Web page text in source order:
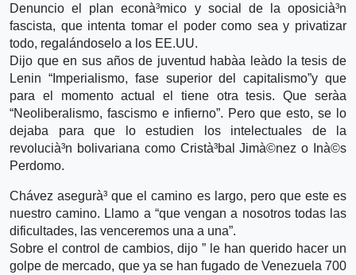
Denuncio el plan econà³mico y social de la oposicià³n
fascista, que intenta tomar el poder como sea y privatizar
todo, regalándoselo a los EE.UU.
Dijo que en sus años de juventud habà­a leà­do la tesis de
Lenin “Imperialismo, fase superior del capitalismo”y que
para el momento actual el tiene otra tesis. Que serà­a
“Neoliberalismo, fascismo e infierno”. Pero que esto, se lo
dejaba para que lo estudien los intelectuales de la
revolucià³n bolivariana como Cristà³bal Jimà©nez o Inà©s
Perdomo.
Chávez asegurà³ que el camino es largo, pero que este es
nuestro camino. Llamo a “que vengan a nosotros todas las
dificultades, las venceremos una a una”.
Sobre el control de cambios, dijo ” le han querido hacer un
golpe de mercado, que ya se han fugado de Venezuela 700